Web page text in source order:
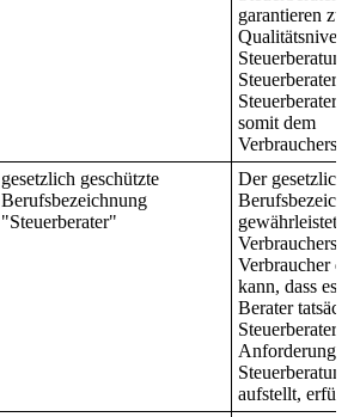
garantieren
Qualitätsniveau
Steuerberatung
Steuerberater.
somit dem
gesetzlich geschützte
Berufsbezeichnung
"Steuerberater"
Der gesetzliche
gewährleistet
Verbraucher
kann, dass es
Berater
Steuerberater
aufstellt, erfüllt.